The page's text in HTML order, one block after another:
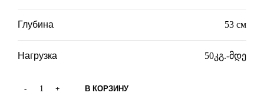
Глубина 53 см
Нагрузка 50კგ.-მდე
В КОРЗИНУ